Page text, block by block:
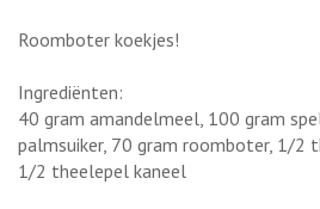
Roomboter koekjes!
Ingrediënten:
40 gram amandelmeel, 100 gram
palmsuiker, 70 gram roomboter, 1/2
1/2 theelepel kaneel